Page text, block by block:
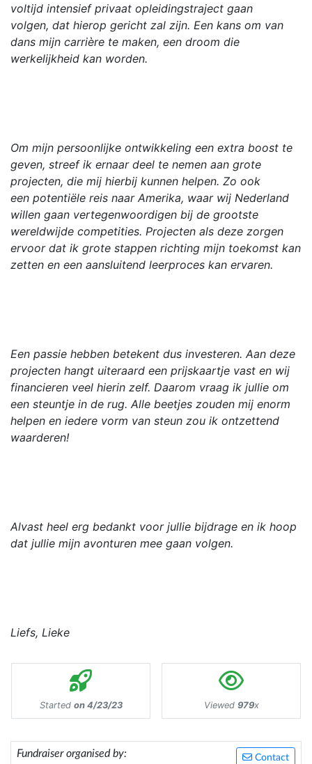
voltijd intensief privaat opleidingstraject gaan
volgen, dat hierop gericht zal zijn. Een kans om van
dans mijn carrière te maken, een droom die
werkelijkheid kan worden.
Om mijn persoonlijke ontwikkeling een extra boost te
geven, streef ik ernaar deel te nemen aan grote
projecten, die mij hierbij kunnen helpen. Zo ook
een potentiële reis naar Amerika, waar wij Nederland
willen gaan vertegenwoordigen bij de grootste
wereldwijde competities. Projecten als deze zorgen
ervoor dat ik grote stappen richting mijn toekomst kan
zetten en een aansluitend leerproces kan ervaren.
Een passie hebben betekent dus investeren. Aan deze
projecten hangt uiteraard een prijskaartje vast en wij
financieren veel hierin zelf. Daarom vraag ik jullie om
een steuntje in de rug. Alle beetjes zouden mij enorm
helpen en iedere vorm van steun zou ik ontzettend
waarderen!
Alvast heel erg bedankt voor jullie bijdrage en ik hoop
dat jullie mijn avonturen mee gaan volgen.
Liefs, Lieke
Started on 4/23/23 Viewed 979x
Contact
Fundraiser organised by: